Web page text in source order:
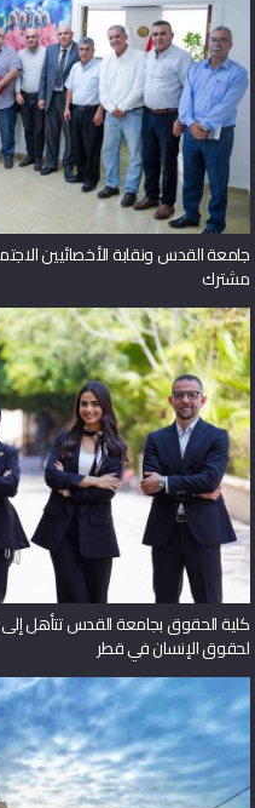
جامعة القدس ونقابة الأخصائيين
مشترك
كلية الحقوق بجامعة القدس تتأهل إلى
لحقوق الإنسان في قطر